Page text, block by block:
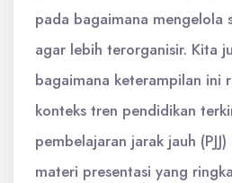
pada bagaimana mengelola
agar lebih terorganisir. Kita
bagaimana keterampilan ini
konteks tren pendidikan
pembelajaran jarak jauh
materi presentasi yang